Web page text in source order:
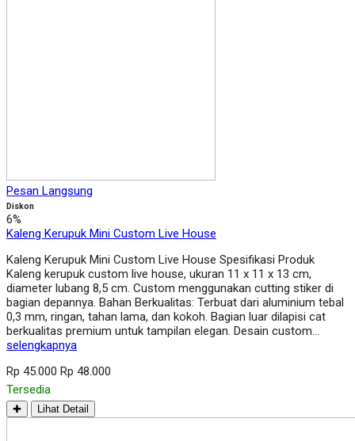
Pesan Langsung
Diskon
6%
Kaleng Kerupuk Mini Custom Live House
Kaleng Kerupuk Mini Custom Live House Spesifikasi Produk
Kaleng kerupuk custom live house, ukuran 11 x 11 x 13 cm,
diameter lubang 8,5 cm. Custom menggunakan cutting stiker di
bagian depannya. Bahan Berkualitas: Terbuat dari aluminium tebal
0,3 mm, ringan, tahan lama, dan kokoh. Bagian luar dilapisi cat
berkualitas premium untuk tampilan elegan. Desain custom…
selengkapnya
Rp 45.000 Rp 48.000
Tersedia
✚ Lihat Detail